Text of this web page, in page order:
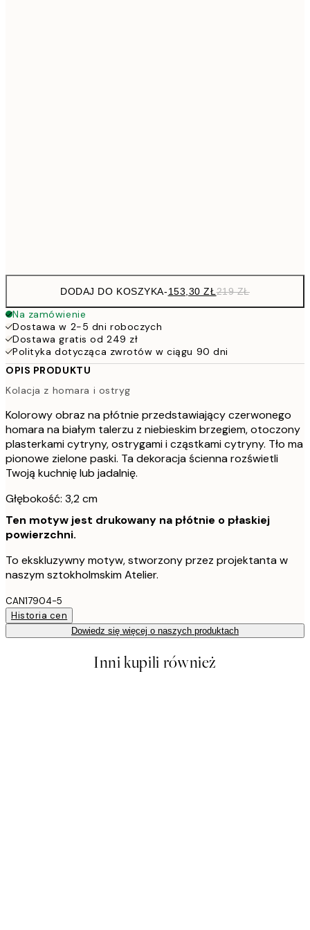
DODAJ DO KOSZYKA-153,30 ZŁ219 ZŁ
Na zamówienie
Dostawa w 2-5 dni roboczych
Dostawa gratis od 249 zł
Polityka dotycząca zwrotów w ciągu 90 dni
OPIS PRODUKTU
Kolacja z homara i ostryg
Kolorowy obraz na płótnie przedstawiający czerwonego
homara na białym talerzu z niebieskim brzegiem, otoczony
plasterkami cytryny, ostrygami i cząstkami cytryny. Tło ma
pionowe zielone paski. Ta dekoracja ścienna rozświetli
Twoją kuchnię lub jadalnię.
Głębokość: 3,2 cm
Ten motyw jest drukowany na płótnie o płaskiej
powierzchni.
To ekskluzywny motyw, stworzony przez projektanta w
naszym sztokholmskim Atelier.
CAN17904-5
Historia cen
Dowiedz się więcej o naszych produktach
Inni kupili również